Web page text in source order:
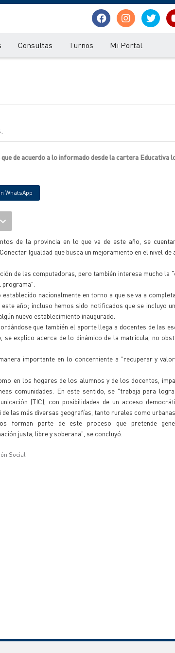
Consultas Turnos Mi Portal
de acuerdo a lo informado desde la cartera Educativa
WhatsApp
de la provincia en lo que va de este año, se
Igualdad que busca un mejoramiento en el nivel de
de las computadoras, pero también interesa mucho la
nacionalmente en torno a que se va a
año; incluso hemos sido notificados que se incluyo
nuevo establecimiento inaugurado.
que también el aporte llega a docentes de las
se explico acerca de lo dinámico de la matricula, no
importante en lo concerniente a "recuperar y
en los hogares de los alumnos y de los docentes,
comunidades. En este sentido, se "trabaja para
(TIC), con posibilidades de un acceso
las más diversas geografías, tanto rurales como
forman parte de este proceso que pretende
justa, libre y soberana", se concluyó.
Social